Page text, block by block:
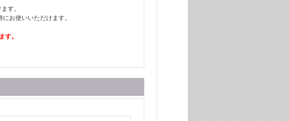
す。
お使いいただけます。
す。